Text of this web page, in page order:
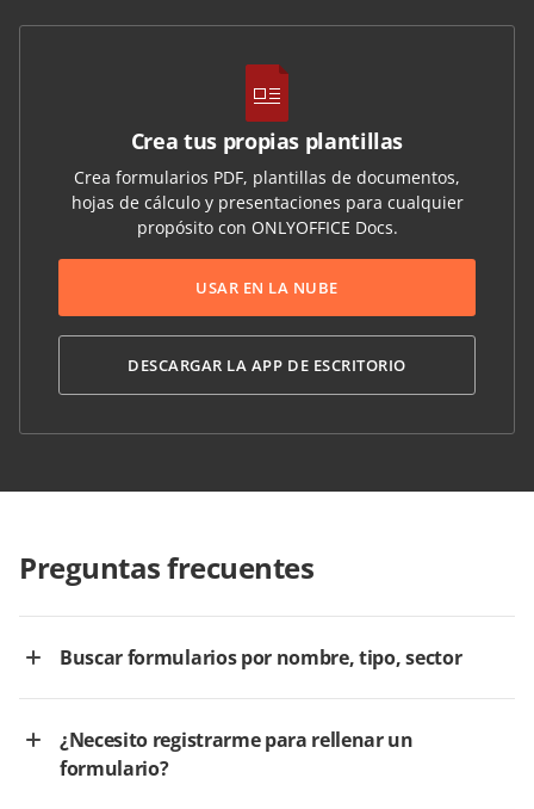
Crea tus propias plantillas
Crea formularios PDF, plantillas de documentos,
hojas de cálculo y presentaciones para cualquier
propósito con ONLYOFFICE Docs.
USAR EN LA NUBE
DESCARGAR LA APP DE ESCRITORIO
Preguntas frecuentes
Buscar formularios por nombre, tipo, sector
¿Necesito registrarme para rellenar un
formulario?